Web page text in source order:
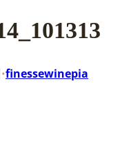
•finessewinepia